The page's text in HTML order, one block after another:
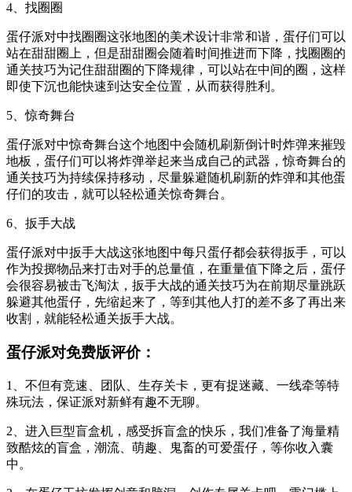
4、找圈圈
蛋仔派对中找圈圈这张地图的美术设计非常和谐，蛋仔们可以
站在甜甜圈上，但是甜甜圈会随着时间推进而下降，找圈圈的
通关技巧为记住甜甜圈的下降规律，可以站在中间的圈，这样
即使下沉也能快速到达安全位置，从而获得胜利。
5、惊奇舞台
蛋仔派对中惊奇舞台这个地图中会随机刷新倒计时炸弹来摧毁
地板，蛋仔们可以将炸弹举起来当成自己的武器，惊奇舞台的
通关技巧为持续保持移动，尽量躲避随机刷新的炸弹和其他蛋
仔们的攻击，就可以轻松通关惊奇舞台。
6、扳手大战
蛋仔派对中扳手大战这张地图中每只蛋仔都会获得扳手，可以
作为投掷物品来打击对手的总量值，在重量值下降之后，蛋仔
会很容易被击飞淘汰，扳手大战的通关技巧为在前期尽量跳跃
躲避其他蛋仔，先缩起来了，等到其他人打的差不多了再出来
收割，就能轻松通关扳手大战。
蛋仔派对免费版评价：
1、不但有竞速、团队、生存关卡，更有捉迷藏、一线牵等特
殊玩法，保证派对新鲜有趣不无聊。
2、进入巨型盲盒机，感受拆盲盒的快乐，我们准备了海量精
致酷炫的盲盒，潮流、萌趣、鬼畜的可爱蛋仔，等你收入囊
中。